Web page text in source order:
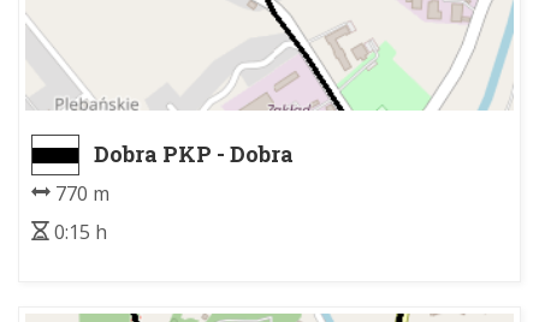
Dobra PKP - Dobra
770 m
0:15 h